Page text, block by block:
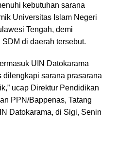
kebutuhan sarana
Universitas Islam Negeri
Tengah, demi
di daerah tersebut.
UIN Datokarama
dilengkapi sarana prasarana
ucap Direktur Pendidikan
PPN/Bappenas, Tatang
Datokarama, di Sigi, Senin